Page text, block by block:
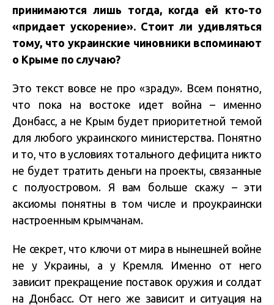
принимаются лишь тогда, когда ей кто-то
«придает ускорение». Стоит ли удивляться
тому, что украинские чиновники вспоминают
о Крыме по случаю?
Это текст вовсе не про «зраду». Всем понятно,
что пока на востоке идет война – именно
Донбасс, а не Крым будет приоритетной темой
для любого украинского министерства. Понятно
и то, что в условиях тотального дефицита никто
не будет тратить деньги на проекты, связанные
с полуостровом. Я вам больше скажу – эти
аксиомы понятны в том числе и проукраински
настроенным крымчанам.
Не секрет, что ключи от мира в нынешней войне
не у Украины, а у Кремля. Именно от него
зависит прекращение поставок оружия и солдат
на Донбасс. От него же зависит и ситуация на